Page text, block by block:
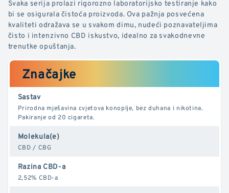
Svaka serija prolazi rigorozno laboratorijsko testiranje kako
bi se osigurala čistoća proizvoda. Ova pažnja posvećena
kvaliteti odražava se u svakom dimu, nudeći poznavateljima
čisto i intenzivno CBD iskustvo, idealno za svakodnevne
trenutke opuštanja.
Značajke
Sastav
Prirodna mješavina cvjetova konoplje, bez duhana i nikotina.
Pakiranje od 20 cigareta.
Molekula(e)
CBD / CBG
Razina CBD-a
2,52% CBD-a